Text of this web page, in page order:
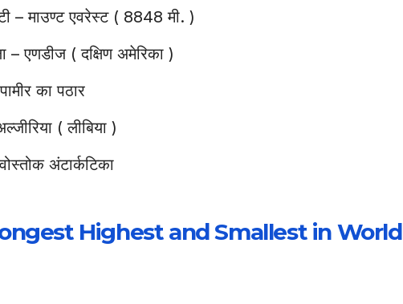
– माउण्ट एवरेस्ट ( 8848 मी. )
– एणडीज ( दक्षिण अमेरिका )
का पठार
( लीबिया )
अंटार्कटिका
Highest andSmallest in World